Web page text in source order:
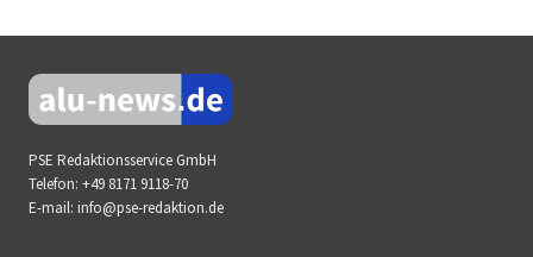
PSE Redaktionsservice GmbH
Telefon: +49 8171 9118-70
E-mail: info@pse-redaktion.de